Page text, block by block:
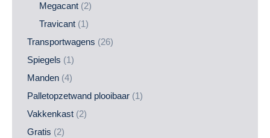
Megacant (2)
Travicant (1)
Transportwagens (26)
Spiegels (1)
Manden (4)
Palletopzetwand plooibaar (1)
Vakkenkast (2)
Gratis (2)